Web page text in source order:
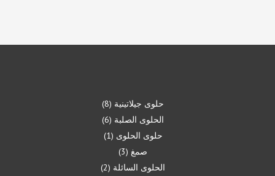
حلوى جيلاتينية 8
الحلوى الصلبة 6
حلوى الحلوى 1
صمغ 3
الحلوى السائلة 2